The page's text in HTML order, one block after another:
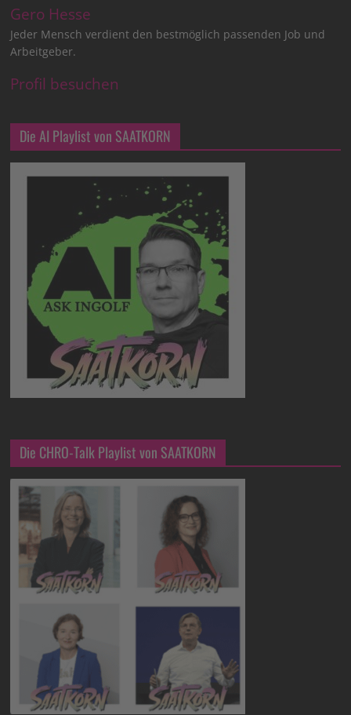
Gero Hesse
Jeder Mensch verdient den bestmöglich passenden Job und
Arbeitgeber.
Profil besuchen
Die AI Playlist von SAATKORN
Die CHRO-Talk Playlist von SAATKORN